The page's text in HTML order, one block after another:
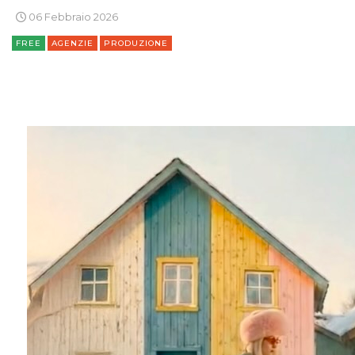
06 Febbraio 2026
FREE AGENZIE PRODUZIONE